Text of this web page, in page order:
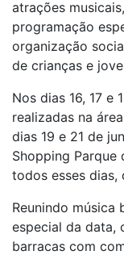
atrações
programação
organização
de crianças e
Nos dias 16, 17 e
realizadas na
dias 19 e 21 de
Shopping Parque
todos esses dias,
Reunindo música
especial da data,
barracas com